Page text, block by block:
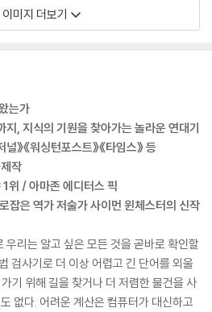
미지 더보기
는가
지, 지식의 기원을 찾아가는 놀라운 연대기
》《워싱턴포스트》《타임스》 등
작
위 / 아마존 에디터스 픽
잡은 역가 저술가 사이먼 윈체스터의 신작
우리는 알고 싶은 모든 것을 곧바로 확인할
검사기로 더 이상 어렵고 긴 단어를 외울
기 위해 길을 찾거나 더 저렴한 물건을 사
없다. 어려운 계산은 컴퓨터가 대신하고